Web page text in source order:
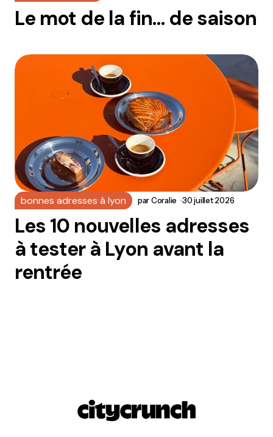
Le mot de la fin… de saison
bonnes adresses à lyon parCoralie 30 juillet 2026
Les 10 nouvelles adresses
à tester à Lyon avant la
rentrée